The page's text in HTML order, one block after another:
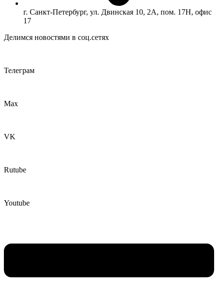
г. Санкт-Петербург, ул. Двинская 10, 2А, пом. 17Н, офис
17
Делимся новостями в соц.сетях
Телеграм
Max
VK
Rutube
Youtube